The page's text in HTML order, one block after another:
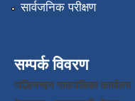
सार्वजनिक परीक्षण
सम्पर्क विवरण
पाल्हिनन्दन गाउपालिका कार्यालय